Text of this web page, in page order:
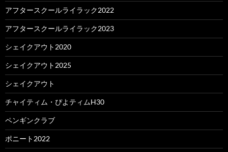
アフタースクールライラック2022
アフタースクールライラック2023
シェイクアウト2020
シェイクアウト2025
シェイクアウト
チャイティム・ぴよティムH30
ペンギンクラブ
ポニート2022